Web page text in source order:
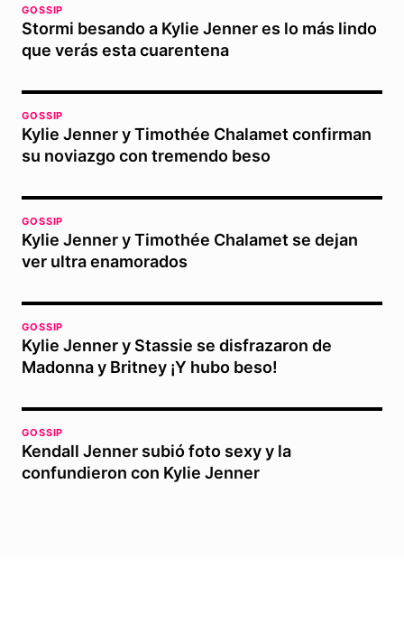
GOSSIP
Stormi besando a Kylie Jenner es lo más lindo
que verás esta cuarentena
GOSSIP
Kylie Jenner y Timothée Chalamet confirman
su noviazgo con tremendo beso
GOSSIP
Kylie Jenner y Timothée Chalamet se dejan
ver ultra enamorados
GOSSIP
Kylie Jenner y Stassie se disfrazaron de
Madonna y Britney ¡Y hubo beso!
GOSSIP
Kendall Jenner subió foto sexy y la
confundieron con Kylie Jenner